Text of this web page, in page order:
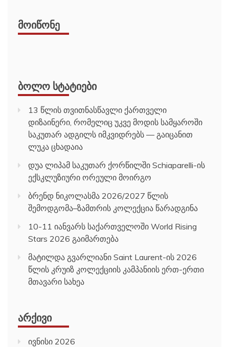
ᲛᲝᲘᲬᲝᲜᲔ
ᲑᲝᲚᲝ ᲡᲢᲐᲢᲘᲔᲑᲘ
13 წლის თვითნასწავლი ქართველი
დიზაინერი, რომელიც უკვე მოდის სამყაროში
საკუთარ ადგილს იმკვიდრებს — გაიცანით
ლუკა ცხადაია
დუა ლიპამ საკუთარ ქორწილში Schiaparelli-ის
ექსკლუზიური ორეული მოირგო
ბრენდ ნიკოლასმა 2026/2027 წლის
შემოდგომა–ზამთრის კოლექცია წარადგინა
10-11 იანვარს საქართველოში World Rising
Stars 2026 გაიმართება
მატილდა გვარლიანი Saint Laurent-ის 2026
წლის კრუიზ კოლექციის კამპანიის ერთ-ერთი
მთავარი სახეა
ᲐᲠᲥᲘᲕᲘ
ივნისი 2026